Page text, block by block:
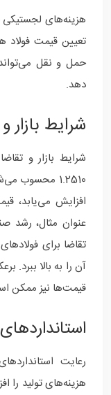
هزینه‌های
تعیین قیمت
حمل و نقل
دهد.
شرایط بازار
شرایط بازار و
1.2510 محسوب
افزایش می‌یابد،
عنوان مثال، رشد
آن را به بالا ببرد.
قیمت‌ها نیز ممکن
رعایت
هزینه‌های تولید